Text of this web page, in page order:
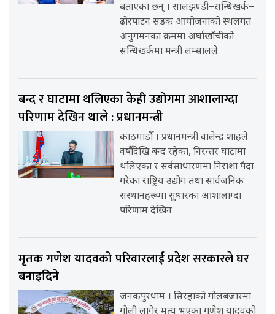
बताएका छन् । सालझण्डी–सन्धिखर्क–
ढोरपाटन सडक आयोजनाको स्थलगत
अनुगमनका क्रममा अर्घाखाँचीको
सन्धिखर्कमा मन्त्री लम्सालले
बन्द र घाटामा थलिएका केही उद्योगमा आशालाग्दा
परिणाम देखिन थाले : प्रधानमन्त्री
काठमाडौँ । प्रधानमन्त्री वालेन्द्र शाहले
वर्षौंदेखि बन्द रहेका, निरन्तर घाटामा
थलिएका र सर्वसाधारणमा निराशा पैदा
गरेका राष्ट्रिय उद्योग तथा सार्वजनिक
संस्थानहरूमा सुधारका आशालाग्दा
परिणाम देखिन
मृतक गणेश यादवको परिवारलाई प्रदेश सरकारले घर
बनाइदिने
जनकपुरधाम । सिरहाको गोलबजारमा